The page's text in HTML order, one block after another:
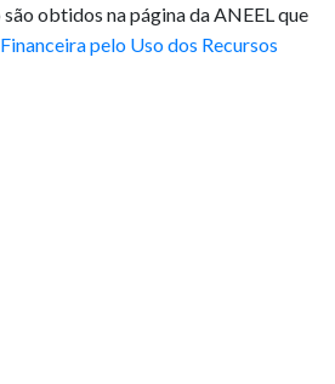
obtidos na página da ANEEL que
pelo Uso dos Recursos